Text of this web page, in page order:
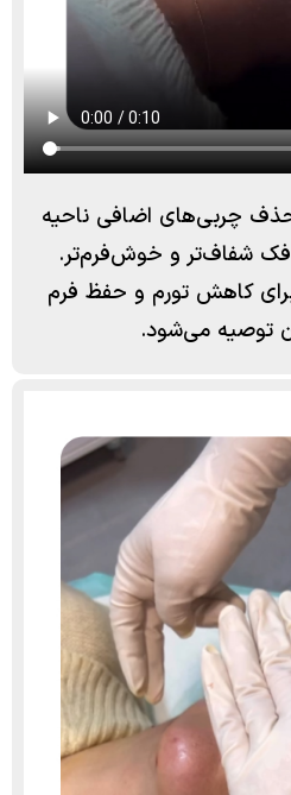
چربی‌های اضافی ناحیه
فک شفاف‌تر و خوش‌فرم‌تر.
کاهش تورم و حفظ فرم
توصیه می‌شود.